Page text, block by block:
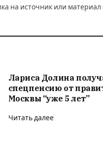
на источник или
Лариса Долина
спецпенсию от
Москвы “уже 5 лет”
Читать далее